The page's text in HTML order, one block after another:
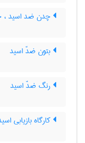
چدن ضد اسید
بتون ضدّ اسید
رنگ ضدّ اسید
کارگاه بازیابی